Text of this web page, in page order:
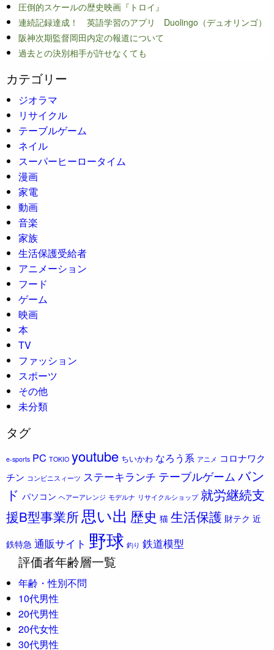
圧倒的スケールの歴史映画『トロイ』
連続記録達成！ 英語学習のアプリ Duolingo（デュオリンゴ）
阪神次期監督岡田内定の報道について
過去との決別相手が許せなくても
カテゴリー
ジオラマ
リサイクル
テーブルゲーム
ネイル
スーパーヒーロータイム
漫画
家電
動画
音楽
家族
生活保護受給者
アニメーション
フード
ゲーム
映画
本
TV
ファッション
スポーツ
その他
未分類
タグ
e-sports PC TOKIO youtube ちいかわ なろう系 アニメ コロナワク
チン コンビニスィーツ ステーキランチ テーブルゲーム バン
ド パソコン ヘアーアレンジ モデルナ リサイクルショップ 就労継続支
援B型事業所 思い出 歴史 猫 生活保護 財テク 近
鉄特急 通販サイト 野球 釣り 鉄道模型
評価者年齢層一覧
年齢・性別不問
10代男性
20代男性
20代女性
30代男性